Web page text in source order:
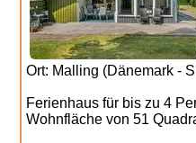
Ort: Malling (Dänemark -
Ferienhaus für bis zu 4
Wohnfläche von 51